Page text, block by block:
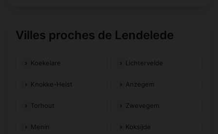
Villes proches de Lendelede
Koekelare Lichtervelde
Knokke-Heist Anzegem
Torhout Zwevegem
Menin Koksijde